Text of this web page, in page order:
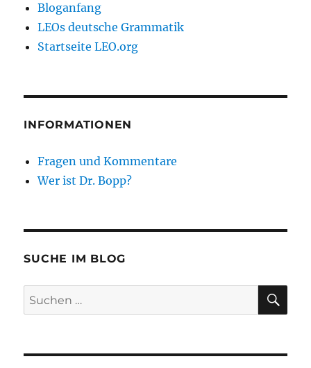
Bloganfang
LEOs deutsche Grammatik
Startseite LEO.org
INFORMATIONEN
Fragen und Kommentare
Wer ist Dr. Bopp?
SUCHE IM BLOG
Suchen
nach: